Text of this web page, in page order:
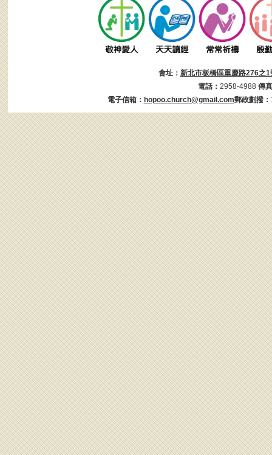
會址： 新北市板橋區重慶路276之1
電話： 2958-4988 傳
電子信箱： hopoo.church@gmail.com郵政劃撥：